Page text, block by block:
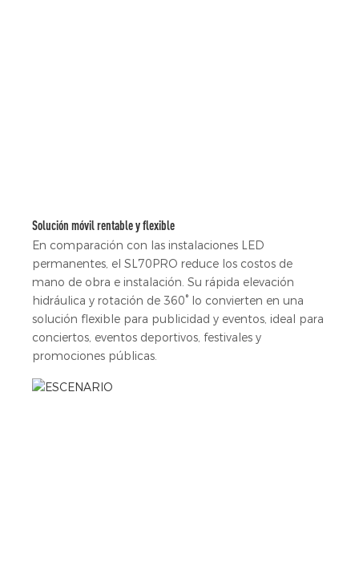
Solución móvil rentable y flexible
En comparación con las instalaciones LED
permanentes, el SL70PRO reduce los costos de
mano de obra e instalación. Su rápida elevación
hidráulica y rotación de 360° lo convierten en una
solución flexible para publicidad y eventos, ideal para
conciertos, eventos deportivos, festivales y
promociones públicas.